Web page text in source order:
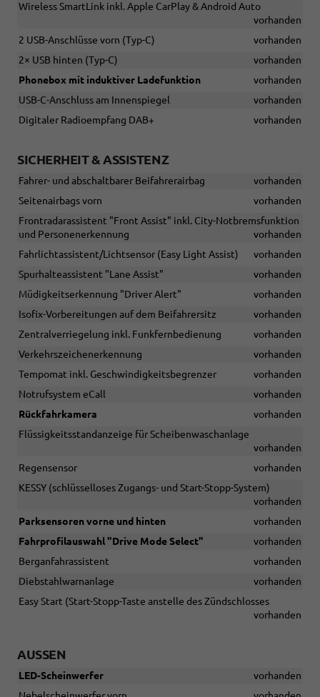
Wireless SmartLink inkl. Apple CarPlay & Android Auto
vorhanden
2 USB-Anschlüsse vorn (Typ-C)
vorhanden
2× USB hinten (Typ-C)
vorhanden
Phonebox mit induktiver Ladefunktion
vorhanden
USB-C-Anschluss am Innenspiegel
vorhanden
Digitaler Radioempfang DAB+
vorhanden
SICHERHEIT & ASSISTENZ
Fahrer- und abschaltbarer Beifahrerairbag
vorhanden
Seitenairbags vorn
vorhanden
Frontradarassistent "Front Assist" inkl. City-Notbremsfunktion
und Personenerkennung
vorhanden
Fahrlichtassistent/Lichtsensor (Easy Light Assist)
vorhanden
Spurhalteassistent "Lane Assist"
vorhanden
Müdigkeitserkennung "Driver Alert"
vorhanden
Isofix-Vorbereitungen auf dem Beifahrersitz
vorhanden
Zentralverriegelung inkl. Funkfernbedienung
vorhanden
Verkehrszeichenerkennung
vorhanden
Tempomat inkl. Geschwindigkeitsbegrenzer
vorhanden
Notrufsystem eCall
vorhanden
Rückfahrkamera
vorhanden
Flüssigkeitsstandanzeige für Scheibenwaschanlage
vorhanden
Regensensor
vorhanden
KESSY (schlüsselloses Zugangs- und Start-Stopp-System)
vorhanden
Parksensoren vorne und hinten
vorhanden
Fahrprofilauswahl "Drive Mode Select"
vorhanden
Berganfahrassistent
vorhanden
Diebstahlwarnanlage
vorhanden
Easy Start (Start-Stopp-Taste anstelle des Zündschlosses
vorhanden
AUSSEN
LED-Scheinwerfer
vorhanden